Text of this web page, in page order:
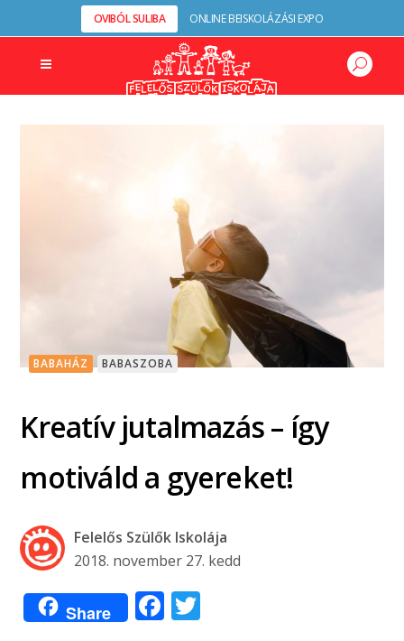
OVIBÓL SULIBA ONLINE BEISKOLÁZÁSI EXPO
BABAHÁZ BABASZOBA
Kreatív jutalmazás – így
motiváld a gyereket!
Felelős Szülők Iskolája
2018. november 27. kedd
Share Facebook